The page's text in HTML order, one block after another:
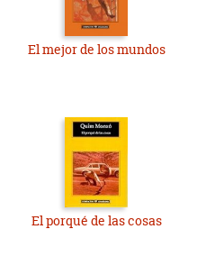
El mejor de los mundos
El porqué de las cosas